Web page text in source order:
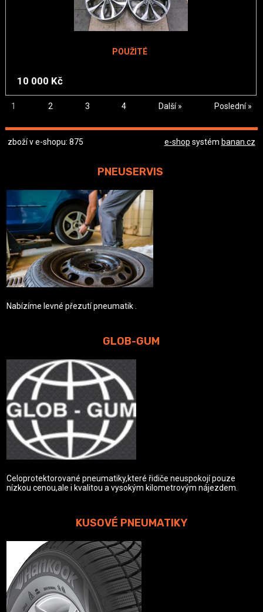
POUŽITÉ
10 000 Kč
1 2 3 4 Další » Poslední »
zboží v e-shopu: 875 e-shop systém banan.cz
PNEUSERVIS
Nabízíme levné přezutí pneumatik .
GLOB-GUM
Celoprotektorované pneumatiky,které řidiče neuspokojí pouze
nízkou cenou,ale i kvalitou a vysokým kilometrovým nájezdem.
KUSOVÉ PNEUMATIKY